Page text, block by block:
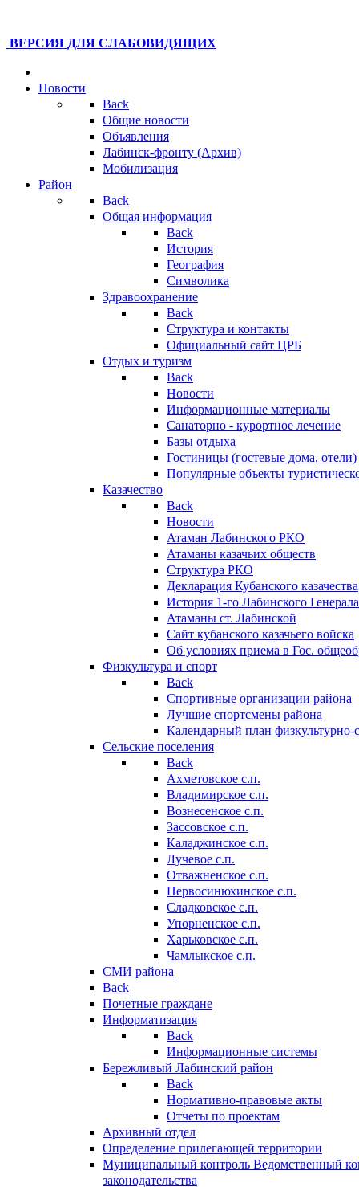
ВЕРСИЯ ДЛЯ СЛАБОВИДЯЩИХ
Новости
Back
Общие новости
Объявления
Лабинск-фронту (Архив)
Мобилизация
Район
Back
Общая информация
Back
История
География
Символика
Здравоохранение
Back
Структура и контакты
Официальный сайт ЦРБ
Отдых и туризм
Back
Новости
Информационные материалы
Санаторно - курортное лечение
Базы отдыха
Гостиницы (гостевые дома, отели)
Популярные объекты
Казачество
Back
Новости
Атаман Лабинского РКО
Атаманы казачьих обществ
Структура РКО
Декларация Кубанского казачества
История 1-го Лабинского
Атаманы ст. Лабинской
Cайт кубанского казачьего войска
Об условиях приема в Гос.
Физкультура и спорт
Back
Спортивные организации района
Лучшие спортсмены района
Календарный план
Сельские поселения
Back
Ахметовское с.п.
Владимирское с.п.
Вознесенское с.п.
Зассовское с.п.
Каладжинское с.п.
Лучевое с.п.
Отважненское с.п.
Первосинюхинское с.п.
Сладковское с.п.
Упорненское с.п.
Харьковское с.п.
Чамлыкское с.п.
СМИ района
Back
Почетные граждане
Информатизация
Back
Информационные системы
Бережливый Лабинский район
Back
Нормативно-правовые акты
Отчеты по проектам
Архивный отдел
Определение прилегающей территории
Муниципальный контроль Ведомственный
законодательства